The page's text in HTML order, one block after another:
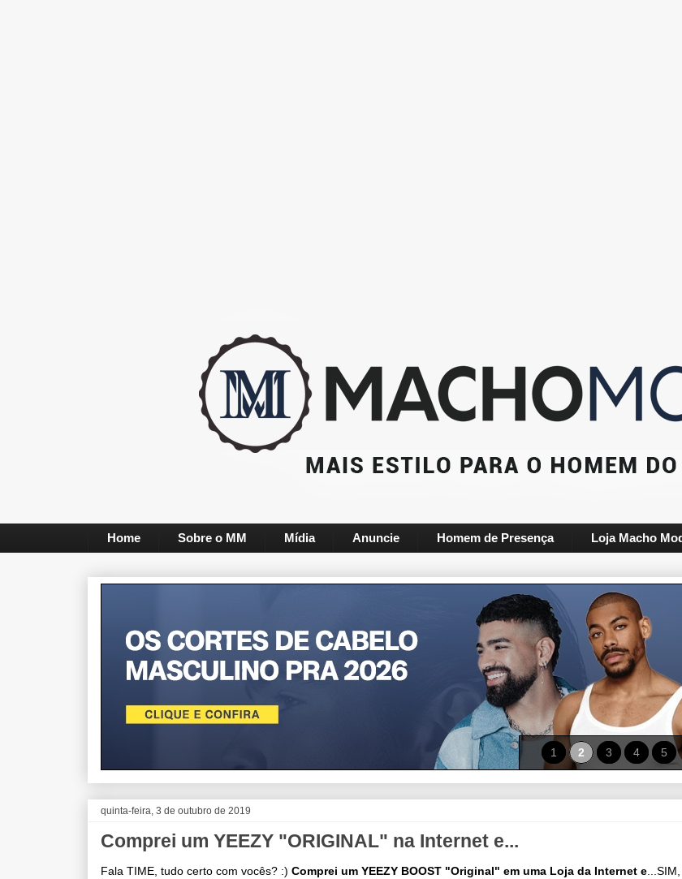
Home Sobre o MM Mídia Anuncie Homem de Presença Loja Macho
1 2 3 4 5
quinta-feira, 3 de outubro de 2019
Comprei um YEEZY "ORIGINAL" na Internet e...
Fala TIME, tudo certo com vocês? :) Comprei um YEEZY BOOST "Original" em uma Loja da Internet e ...SIM,